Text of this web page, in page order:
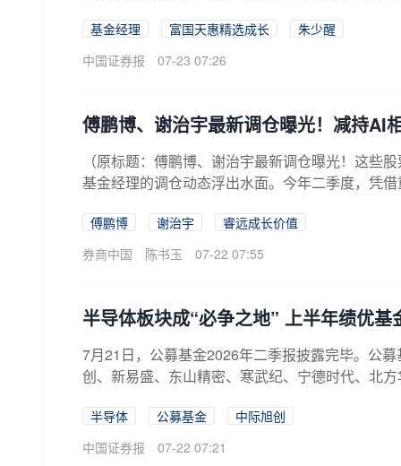
基金经理 富国天惠精选成长
朱少醒
中国证券报
07-23 07:26
傅鹏博、谢治宇最新调仓曝光！减持AI
（原标题：傅鹏博、谢治宇最新调仓曝光！这些
基金经理的调仓动态浮出水面。今年二季度，凭
傅鹏博 谢治宇
睿远成长价值
券商中国
陈书玉 07-22 07:55
半导体板块成“必争之地” 上半年绩优基
7月21日，公募基金2026年二季报披露完毕。公
创、新易盛、东山精密、寒武纪、宁德时代、北
半导体 公募基金
中际旭创
中国证券报
07-22 07:21